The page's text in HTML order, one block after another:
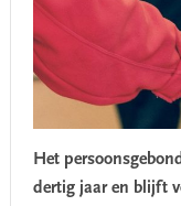
Het
dertig jaar en blijft